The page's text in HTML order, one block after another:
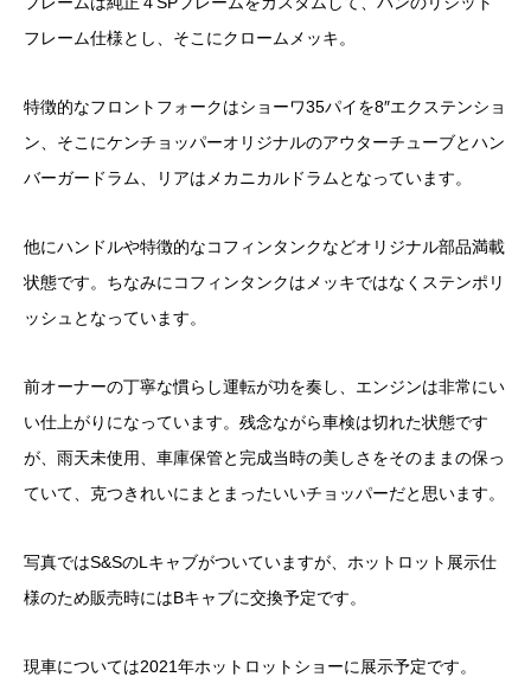
フレーム仕様とし、そこにクロームメッキ。
特徴的なフロントフォークはショーワ35パイを8″エクステンショ
ン、そこにケンチョッパーオリジナルのアウターチューブとハン
バーガードラム、リアはメカニカルドラムとなっています。
他にハンドルや特徴的なコフィンタンクなどオリジナル部品満載
状態です。ちなみにコフィンタンクはメッキではなくステンポリ
ッシュとなっています。
前オーナーの丁寧な慣らし運転が功を奏し、エンジンは非常にい
い仕上がりになっています。残念ながら車検は切れた状態です
が、雨天未使用、車庫保管と完成当時の美しさをそのままの保っ
ていて、克つきれいにまとまったいいチョッパーだと思います。
写真ではS&SのLキャブがついていますが、ホットロット展示仕
様のため販売時にはBキャブに交換予定です。
現車については2021年ホットロットショーに展示予定です。